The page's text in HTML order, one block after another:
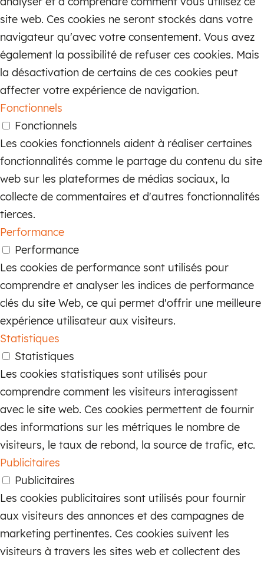
Parcourez notre vaste collection
Explorez notre vaste collection de lampes
anciennes, soigneusement classées par
style, période et matériau. Du laiton et du
bronze à la porcelaine et au cristal, notre
gamme diversifiée vous garantit de
trouver la lampe ancienne parfaite pour
compléter votre style et votre décor
uniques.
Vivez la différence de l’éclairage
ancien
Les lampes anciennes offrent un niveau
inégalé de qualité et de savoir-faire qui
est tout simplement inégalé par les
reproductions modernes. Chaque pièce
est méticuleusement restaurée à sa
splendeur d’origine, vous assurant ainsi
de pouvoir profiter de la beauté et de la
fonctionnalité de ces trésors intemporels
pendant des années.
Achetez en toute confiance
Nous nous engageons à offrir à nos
clients une expérience d’achat
exceptionnelle. La sélection et l’achat de
vos lampes anciennes en toute confiance.
Nous proposons également une variété
d’options d’expédition pour garantir que
vos précieux achats arrivent sains et
saufs et rapidement.
site web. Ces cookies ne seront stockés dans votre
navigateur qu'avec votre consentement. Vous avez
également la possibilité de refuser ces cookies. Mais
la désactivation de certains de ces cookies peut
affecter votre expérience de navigation.
Fonctionnels
Fonctionnels
Les cookies fonctionnels aident à réaliser certaines
fonctionnalités comme le partage du contenu du site
web sur les plateformes de médias sociaux, la
collecte de commentaires et d'autres fonctionnalités
tierces.
Performance
Performance
Les cookies de performance sont utilisés pour
comprendre et analyser les indices de performance
clés du site Web, ce qui permet d'offrir une meilleure
expérience utilisateur aux visiteurs.
Statistiques
Statistiques
Les cookies statistiques sont utilisés pour
comprendre comment les visiteurs interagissent
avec le site web. Ces cookies permettent de fournir
des informations sur les métriques le nombre de
visiteurs, le taux de rebond, la source de trafic, etc.
Publicitaires
Publicitaires
Les cookies publicitaires sont utilisés pour fournir
aux visiteurs des annonces et des campagnes de
marketing pertinentes. Ces cookies suivent les
visiteurs à travers les sites web et collectent des